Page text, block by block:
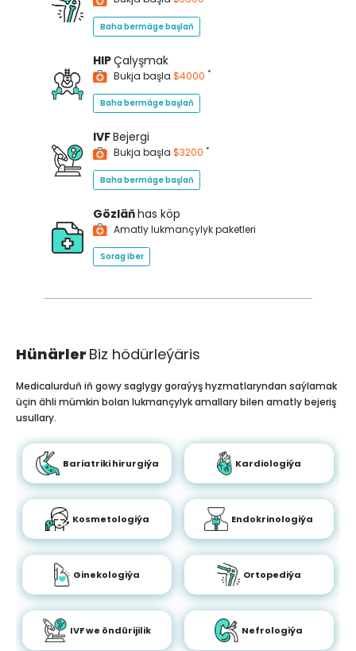
Baha bermäge başlaň
HIPÇalyşmak
Bukja başla $4000 *
Baha bermäge başlaň
IVFBejergi
Bukja başla $3200 *
Baha bermäge başlaň
Gözläňhas köp
Amatly lukmançylyk paketleri
Sorag iber
Hünärler Biz hödürleýäris
Medicalurduň iň gowy saglygy goraýyş hyzmatlaryndan saýlamak
üçin ähli mümkin bolan lukmançylyk amallary bilen amatly bejeriş
usullary.
Bariatriki hirurgiýa Kardiologiýa
Kosmetologiýa Endokrinologiýa
Ginekologiýa Ortopediýa
IVF we öndürijilik Nefrologiýa